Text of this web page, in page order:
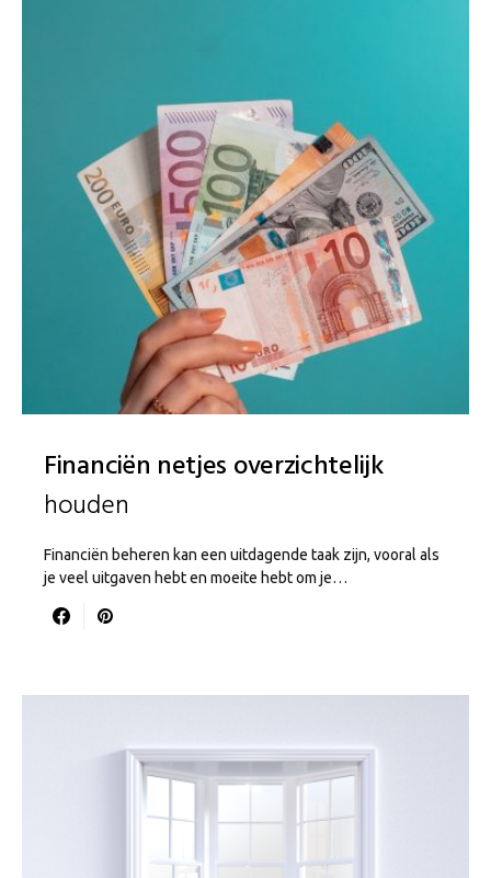
Financiën netjes overzichtelijk
houden
Financiën beheren kan een uitdagende taak zijn, vooral als
je veel uitgaven hebt en moeite hebt om je…